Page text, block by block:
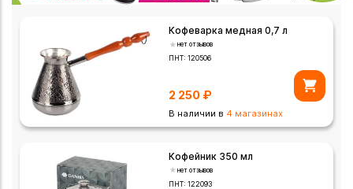
Кофеварка медная 0,7 л
нет отзывов
ПНТ:120506
2 250 ₽
В наличии в 4 магазинах
Кофейник 350 мл
нет отзывов
ПНТ:122093